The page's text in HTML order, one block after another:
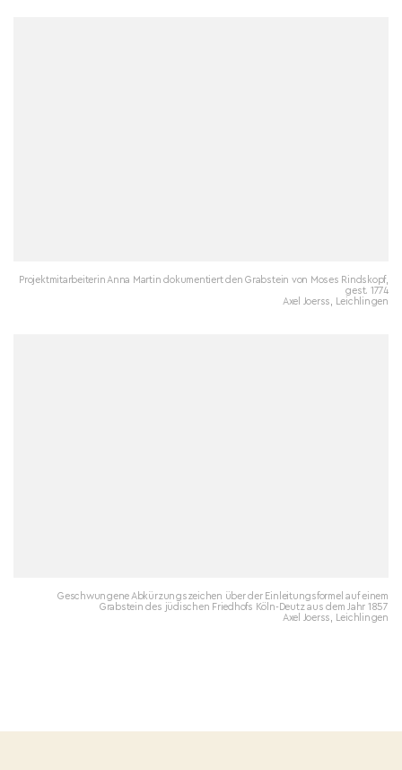
Projektmitarbeiterin Anna Martin dokumentiert den Grabstein von Moses Rindskopf,
gest. 1774
Axel Joerss, Leichlingen
Geschwungene Abkürzungszeichen über der Einleitungsformel auf einem
Grabstein des jüdischen Friedhofs Köln-Deutz aus dem Jahr 1857
Axel Joerss, Leichlingen